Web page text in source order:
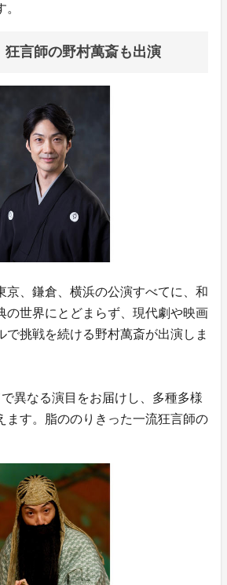
言師の野村萬斎も出演
京、鎌倉、横浜の公演すべてに、和
の世界にとどまらず、現代劇や映画
で挑戦を続ける野村萬斎が出演しま
異なる演目をお届けし、多種多様
ます。脂ののりきった一流狂言師の